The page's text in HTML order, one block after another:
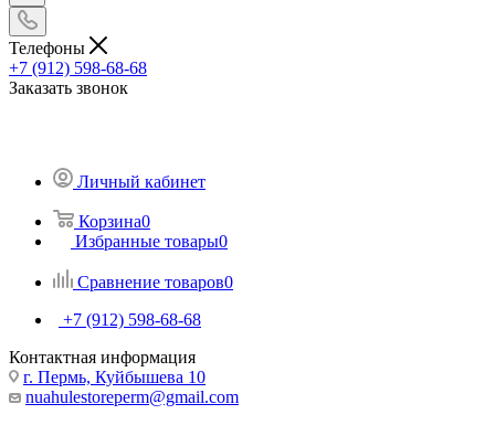
Телефоны
+7 (912) 598-68-68
Заказать звонок
Личный кабинет
Корзина0
Избранные товары0
Сравнение товаров0
+7 (912) 598-68-68
Контактная информация
г. Пермь, Куйбышева 10
nuahulestoreperm@gmail.com